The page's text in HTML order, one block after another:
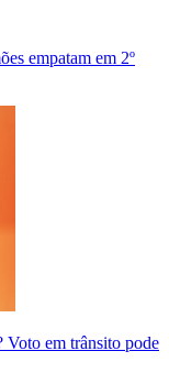
empatam em 2º
Voto em trânsito pode